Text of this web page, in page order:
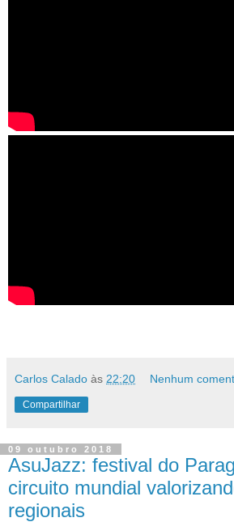
Carlos Calado às 22:20 Nenhum
Compartilhar
09 outubro 2018
AsuJazz: festival do
circuito mundial
regionais